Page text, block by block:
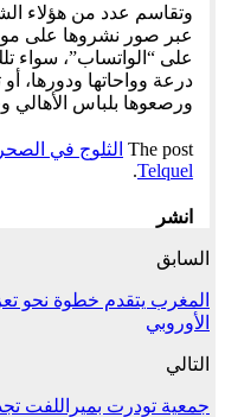
وتقاسم عدد من هؤلاء
عبر صور نشروها على
على “الواتساب”، سواء
درعة وواحاتها ودورها،
ورصعوها بلباس الأهالي
The post الثلوج في
Telquel
.
انشر
السابق
المغرب يتقدم خطوة نحو
الأوروبي
التالي
جمعية تودرت بميراللفت